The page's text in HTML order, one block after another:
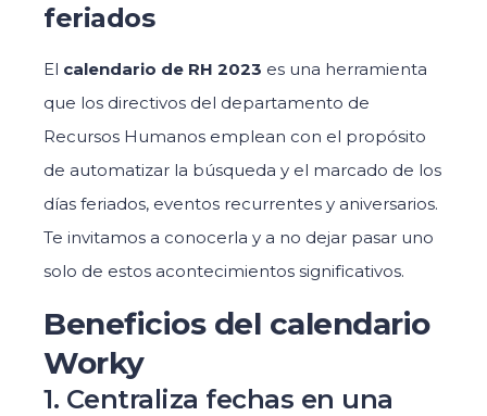
feriados
El calendario de RH 2023 es una herramienta
que los directivos del departamento de
Recursos Humanos emplean con el propósito
de automatizar la búsqueda y el marcado de los
días feriados, eventos recurrentes y aniversarios.
Te invitamos a conocerla y a no dejar pasar uno
solo de estos acontecimientos significativos.
Beneficios del calendario
Worky
1. Centraliza fechas en una